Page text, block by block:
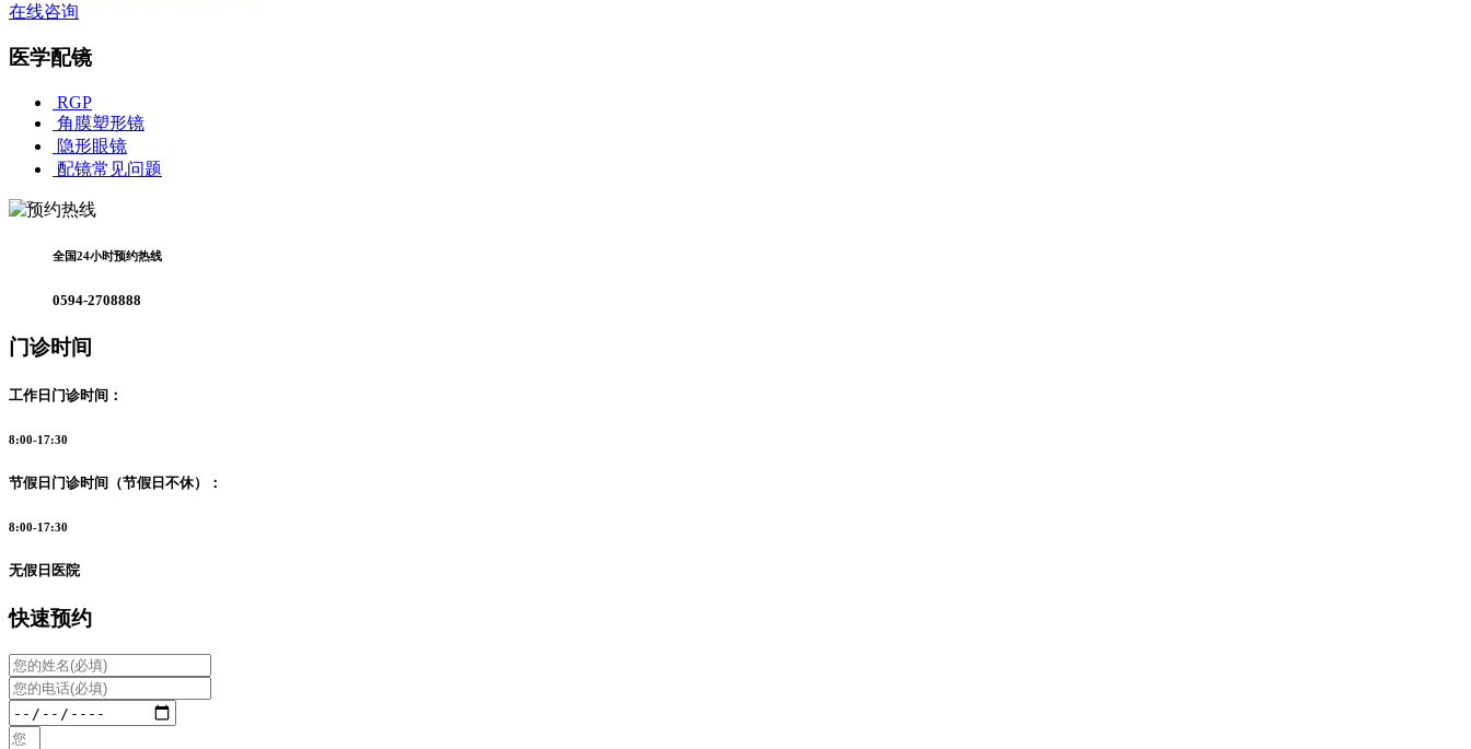
在线咨询
医学配镜
RGP
角膜塑形镜
隐形眼镜
配镜常见问题
全国24小时预约热线
0594-2708888
门诊时间
工作日门诊时间：
8:00-17:30
节假日门诊时间（节假日不休）：
8:00-17:30
无假日医院
快速预约